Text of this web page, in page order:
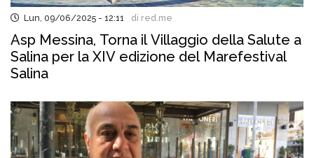
Lun, 09/06/2025 - 12:11 di red.me
Asp Messina, Torna il Villaggio della Salute a
Salina per la XIV edizione del Marefestival
Salina